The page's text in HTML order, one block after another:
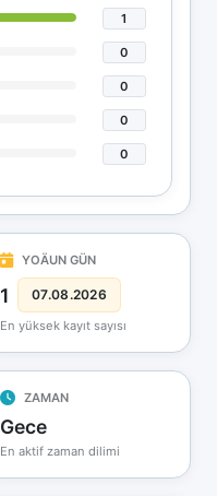
1
0
0
0
0
YOÄUN GÜN
1 07.08.2026
En yüksek kayıt sayısı
ZAMAN
Gece
En aktif zaman dilimi